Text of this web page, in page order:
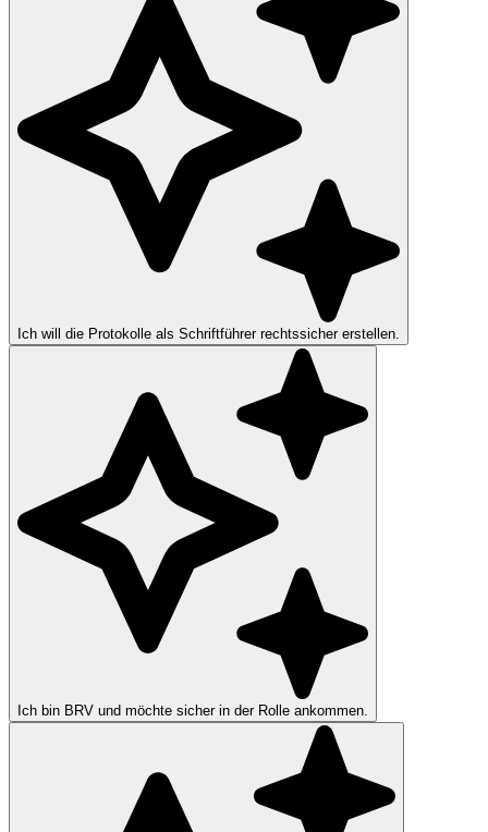
Ich will die Protokolle als Schriftführer rechtssicher erstellen.
Ich bin BRV und möchte sicher in der Rolle ankommen.